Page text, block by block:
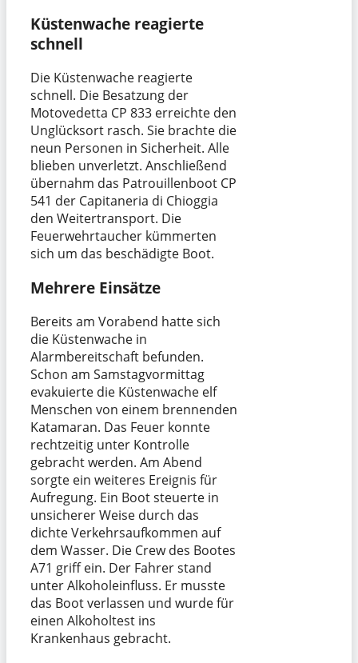
Küstenwache reagierte
schnell
Die Küstenwache reagierte
schnell. Die Besatzung der
Motovedetta CP 833 erreichte den
Unglücksort rasch. Sie brachte die
neun Personen in Sicherheit. Alle
blieben unverletzt. Anschließend
übernahm das Patrouillenboot CP
541 der Capitaneria di Chioggia
den Weitertransport. Die
Feuerwehrtaucher kümmerten
sich um das beschädigte Boot.
Mehrere Einsätze
Bereits am Vorabend hatte sich
die Küstenwache in
Alarmbereitschaft befunden.
Schon am Samstagvormittag
evakuierte die Küstenwache elf
Menschen von einem brennenden
Katamaran. Das Feuer konnte
rechtzeitig unter Kontrolle
gebracht werden. Am Abend
sorgte ein weiteres Ereignis für
Aufregung. Ein Boot steuerte in
unsicherer Weise durch das
dichte Verkehrsaufkommen auf
dem Wasser. Die Crew des Bootes
A71 griff ein. Der Fahrer stand
unter Alkoholeinfluss. Er musste
das Boot verlassen und wurde für
einen Alkoholtest ins
Krankenhaus gebracht.